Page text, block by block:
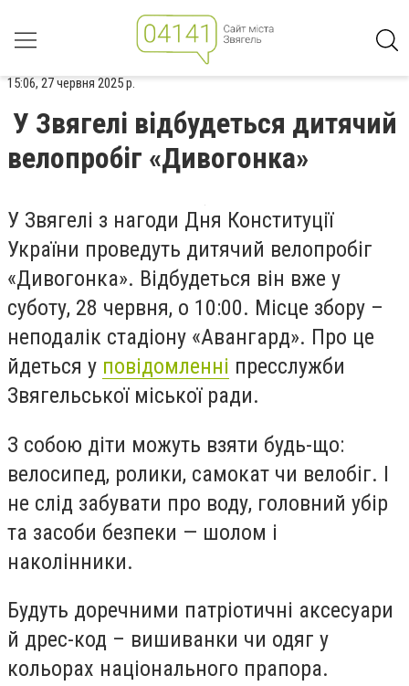
15:06, 27 червня 2025 р.
У Звягелі відбудеться дитячий
велопробіг «Дивогонка»
У Звягелі з нагоди Дня Конституції
України проведуть дитячий велопробіг
«Дивогонка». Відбудеться він вже у
суботу, 28 червня, о 10:00. Місце збору –
неподалік стадіону «Авангард». Про це
йдеться у повідомленні пресслужби
Звягельської міської ради.
З собою діти можуть взяти будь-що:
велосипед, ролики, самокат чи велобіг. І
не слід забувати про воду, головний убір
та засоби безпеки — шолом і
наколінники.
Будуть доречними патріотичні аксесуари
й дрес-код – вишиванки чи одяг у
кольорах національного прапора.